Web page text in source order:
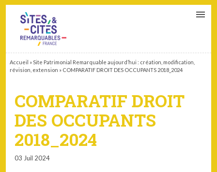
Accueil » Site Patrimonial Remarquable aujourd’hui : création, modification,
révision, extension » COMPARATIF DROIT DES OCCUPANTS 2018_2024
COMPARATIF DROIT
DES OCCUPANTS
2018_2024
03 Juil 2024